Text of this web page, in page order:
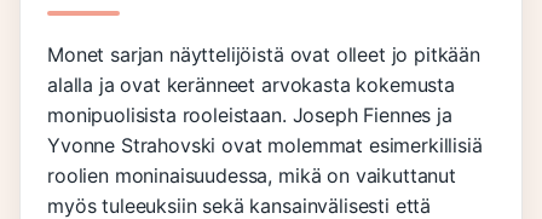
Monet sarjan näyttelijöistä ovat olleet jo pitkään
alalla ja ovat keränneet arvokasta kokemusta
monipuolisista rooleistaan. Joseph Fiennes ja
Yvonne Strahovski ovat molemmat esimerkillisiä
roolien moninaisuudessa, mikä on vaikuttanut
myös tuleeuksiin sekä kansainvälisesti että